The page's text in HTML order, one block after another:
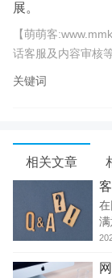
展。
【萌萌客
话客服及内容审核
关键词
相关文章